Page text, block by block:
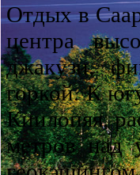
Отдых в
центра
джакузи,
горкой. К
Киилопяя,
метров над